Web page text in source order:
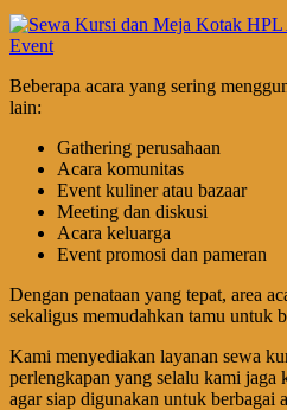
Beberapa acara yang sering
lain:
Gathering perusahaan
Acara komunitas
Event kuliner atau bazaar
Meeting dan diskusi
Acara keluarga
Event promosi dan pameran
Dengan penataan yang tepat, area
sekaligus memudahkan tamu untuk
Kami menyediakan layanan sewa
perlengkapan yang selalu kami jaga
agar siap digunakan untuk berbagai